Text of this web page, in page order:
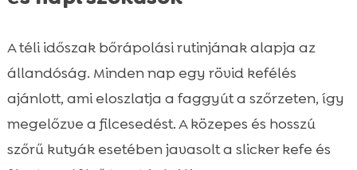
A téli időszak bőrápolási rutinjának alapja az
állandóság. Minden nap egy rövid kefélés
ajánlott, ami eloszlatja a faggyút a szőrzeten, így
megelőzve a filcesedést. A közepes és hosszú
szőrű kutyák esetében javasolt a slicker kefe és